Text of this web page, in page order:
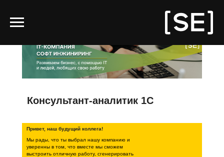
Привет, наш будущий коллега!
Мы рады, что ты выбрал нашу компанию и
уверенны в том, что вместе мы сможем
выстроить отличную работу, сгенерировать
Консультант-аналитик 1С